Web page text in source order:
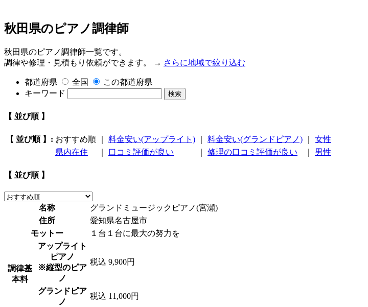
秋田県のピアノ調律師
秋田県のピアノ調律師一覧です。
調律や修理・見積もり依頼ができます。 → さらに地域で絞り込む
都道府県 全国
この都道府県
キーワード
検索
【 並び順 】
【 並び順 】: おすすめ順 料金安い(アップライト) 料金安い(グランドピアノ)
女性
県内在住
口コミ評価が良い 修理の口コミ評価が良い 男性
【 並び順 】
名称
グランドミュージックピアノ(宮瀬)
住所
愛知県名古屋市
モットー
１台１台に最大の努力を
調律基
本料
アップライト
ピアノ
※縦型のピア
ノ
税込 9,900円
グランドピア
ノ
税込 11,000円